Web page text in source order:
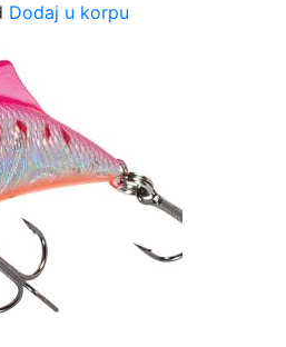
Dodaj u korpu